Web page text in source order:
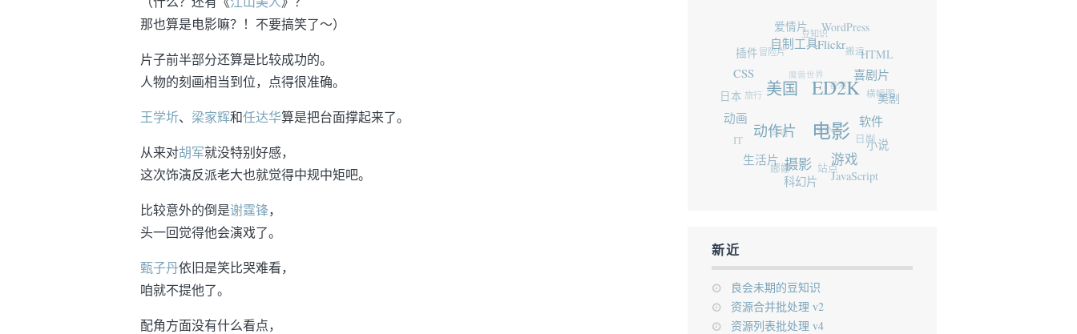
那也算是电影嘛？！不要搞笑了～）
片子前半部分还算是比较成功的。
人物的刻画相当到位，点得很准确。
王学圻、 梁家辉和任达华算是把台面撑起来了。
从来对胡军就没特别好感，
这次饰演反派老大也就觉得中规中矩吧。
比较意外的倒是谢霆锋，
头一回觉得他会演戏了。
甄子丹依旧是笑比哭难看，
咱就不提他了。
配角方面没有什么看点，
电影
ED2K
美国
动作片
摄影 游戏
软件
喜剧片
Flickr
自制工具
CSS
动画
生活片
科幻片 JavaScript
小说
美剧
HTML
WordPress
爱情片
插件
IT
娜娜 站点
日剧
横幅图
搬运
豆知识
冒险片
弯弯 WIN7
香港
新近
良会未期的豆知识
资源合并批处理 v2
资源列表批处理 v4